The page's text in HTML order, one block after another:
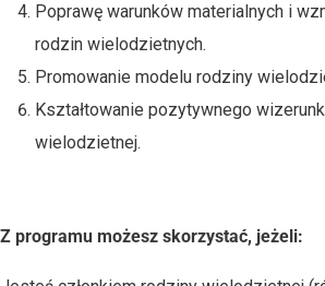
Poprawę warunków materialnych i
rodzin wielodzietnych.
Promowanie modelu rodziny
Kształtowanie pozytywnego
wielodzietnej.
Z programu możesz skorzystać, jeżeli: